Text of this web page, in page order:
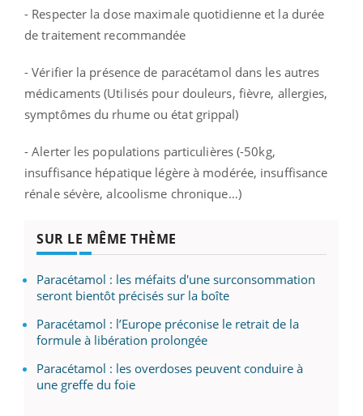
- Respecter la dose maximale quotidienne et la durée
de traitement recommandée
- Vérifier la présence de paracétamol dans les autres
médicaments (Utilisés pour douleurs, fièvre, allergies,
symptômes du rhume ou état grippal)
- Alerter les populations particulières (-50kg,
insuffisance hépatique légère à modérée, insuffisance
rénale sévère, alcoolisme chronique…)
SUR LE MÊME THÈME
Paracétamol : les méfaits d'une surconsommation
seront bientôt précisés sur la boîte
Paracétamol : l’Europe préconise le retrait de la
formule à libération prolongée
Paracétamol : les overdoses peuvent conduire à
une greffe du foie